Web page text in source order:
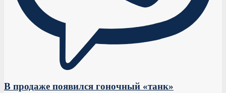
В продаже появился гоночный «танк»